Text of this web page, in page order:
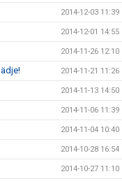
2014-12-03 11:39
2014-12-01 14:55
2014-11-26 12:10
2014-11-21 11:26
2014-11-13 14:50
2014-11-06 11:39
2014-11-04 10:40
2014-10-28 16:54
2014-10-27 11:10